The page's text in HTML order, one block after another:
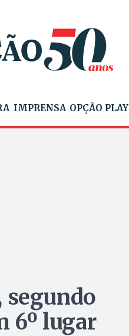
IMPRENSA OPÇÃO PLAY
segundo
6º lugar